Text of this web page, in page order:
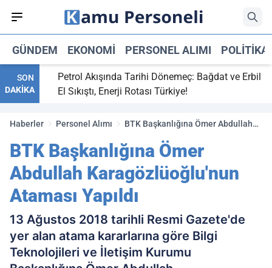
GÜNDEM EKONOMI PERSONEL ALIMI POLITIKA
SON
DAKİKA
Petrol Akışında Tarihi Dönemeç: Bağdat ve Erbil
El Sıkıştı, Enerji Rotası Türkiye!
Haberler Personel Alımı
BTK Başkanlığına Ömer Abdullah
BTK Başkanlığına Ömer
Abdullah Karagözlüoğlu'nun
Ataması Yapıldı
13 Ağustos 2018 tarihli Resmi Gazete'de
yer alan atama kararlarına göre Bilgi
Teknolojileri ve İletişim Kurumu